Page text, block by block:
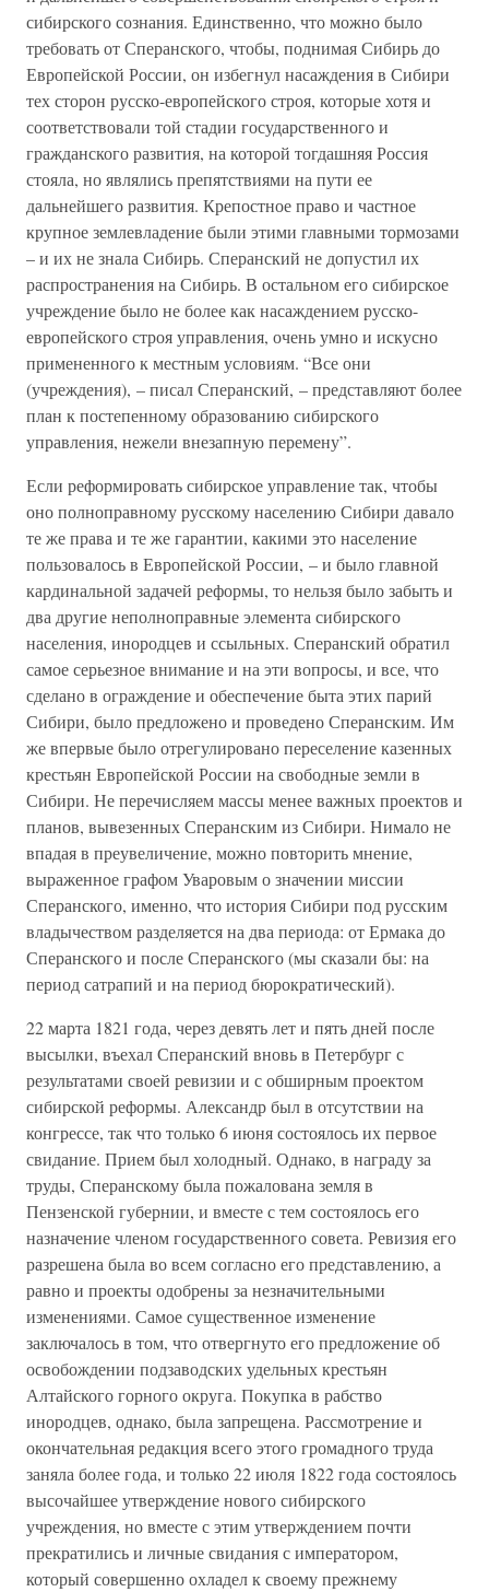
сибирского сознания. Единственно, что можно было
требовать от Сперанского, чтобы, поднимая Сибирь до
Европейской России, он избегнул насаждения в Сибири
тех сторон русско-европейского строя, которые хотя и
соответствовали той стадии государственного и
гражданского развития, на которой тогдашняя Россия
стояла, но являлись препятствиями на пути ее
дальнейшего развития. Крепостное право и частное
крупное землевладение были этими главными тормозами
– и их не знала Сибирь. Сперанский не допустил их
распространения на Сибирь. В остальном его сибирское
учреждение было не более как насаждением русско-
европейского строя управления, очень умно и искусно
примененного к местным условиям. “Все они
(учреждения), – писал Сперанский, – представляют более
план к постепенному образованию сибирского
управления, нежели внезапную перемену”.
Если реформировать сибирское управление так, чтобы
оно полноправному русскому населению Сибири давало
те же права и те же гарантии, какими это население
пользовалось в Европейской России, – и было главной
кардинальной задачей реформы, то нельзя было забыть и
два другие неполноправные элемента сибирского
населения, инородцев и ссыльных. Сперанский обратил
самое серьезное внимание и на эти вопросы, и все, что
сделано в ограждение и обеспечение быта этих парий
Сибири, было предложено и проведено Сперанским. Им
же впервые было отрегулировано переселение казенных
крестьян Европейской России на свободные земли в
Сибири. Не перечисляем массы менее важных проектов и
планов, вывезенных Сперанским из Сибири. Нимало не
впадая в преувеличение, можно повторить мнение,
выраженное графом Уваровым о значении миссии
Сперанского, именно, что история Сибири под русским
владычеством разделяется на два периода: от Ермака до
Сперанского и после Сперанского (мы сказали бы: на
период сатрапий и на период бюрократический).
22 марта 1821 года, через девять лет и пять дней после
высылки, въехал Сперанский вновь в Петербург с
результатами своей ревизии и с обширным проектом
сибирской реформы. Александр был в отсутствии на
конгрессе, так что только 6 июня состоялось их первое
свидание. Прием был холодный. Однако, в награду за
труды, Сперанскому была пожалована земля в
Пензенской губернии, и вместе с тем состоялось его
назначение членом государственного совета. Ревизия его
разрешена была во всем согласно его представлению, а
равно и проекты одобрены за незначительными
изменениями. Самое существенное изменение
заключалось в том, что отвергнуто его предложение об
освобождении подзаводских удельных крестьян
Алтайского горного округа. Покупка в рабство
инородцев, однако, была запрещена. Рассмотрение и
окончательная редакция всего этого громадного труда
заняла более года, и только 22 июля 1822 года состоялось
высочайшее утверждение нового сибирского
учреждения, но вместе с этим утверждением почти
прекратились и личные свидания с императором,
который совершенно охладел к своему прежнему